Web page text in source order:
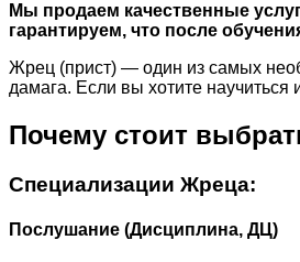
Мы продаем качественные
гарантируем, что после
Жрец (прист) — один из самых
дамага. Если вы хотите
Почему стоит
Специализации Жреца:
Послушание (Дисциплина, ДЦ)